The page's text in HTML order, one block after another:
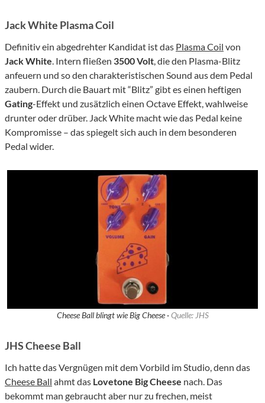
Jack White Plasma Coil
Definitiv ein abgedrehter Kandidat ist das Plasma Coil von
Jack White. Intern fließen 3500 Volt, die den Plasma-Blitz
anfeuern und so den charakteristischen Sound aus dem Pedal
zaubern. Durch die Bauart mit “Blitz” gibt es einen heftigen
Gating-Effekt und zusätzlich einen Octave Effekt, wahlweise
drunter oder drüber. Jack White macht wie das Pedal keine
Kompromisse – das spiegelt sich auch in dem besonderen
Pedal wider.
Cheese Ball blingt wie Big Cheese · Quelle: JHS
JHS Cheese Ball
Ich hatte das Vergnügen mit dem Vorbild im Studio, denn das
Cheese Ball ahmt das Lovetone Big Cheese nach. Das
bekommt man gebraucht aber nur zu frechen, meist